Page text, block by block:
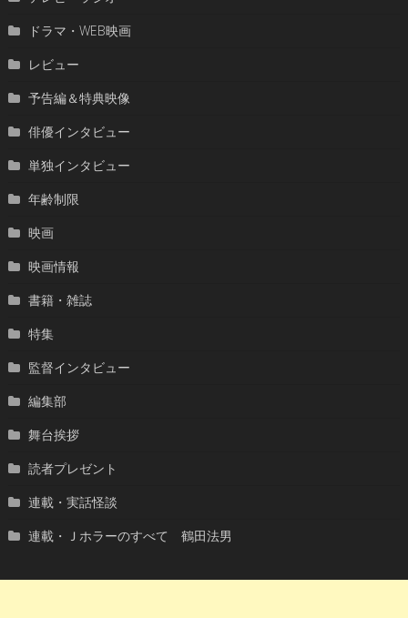
ドラマ・WEB映画
レビュー
予告編＆特典映像
俳優インタビュー
単独インタビュー
年齢制限
映画
映画情報
書籍・雑誌
特集
監督インタビュー
編集部
舞台挨拶
読者プレゼント
連載・実話怪談
連載・Ｊホラーのすべて 鶴田法男